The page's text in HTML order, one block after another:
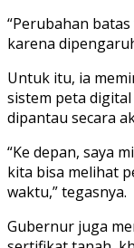
“Perubahan
karena
Untuk itu, ia
sistem peta
dipantau secara
“Ke depan, saya
kita bisa melihat
waktu,” tegasnya.
Gubernur juga